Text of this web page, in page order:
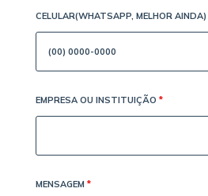
CELULAR(WHATSAPP, MELHOR AINDA)
EMPRESA OU INSTITUIÇÃO *
MENSAGEM *